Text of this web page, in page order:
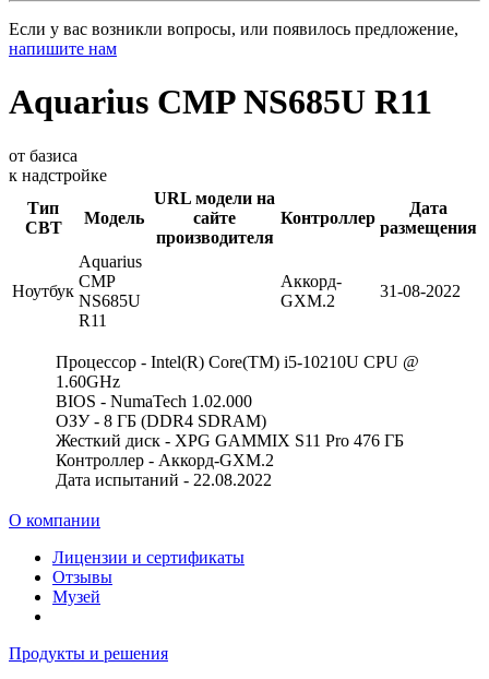
Если у вас возникли вопросы, или появилось предложение,
напишите нам
Aquarius CMP NS685U R11
от базиса
к надстройке
Тип
СВТ
Модель
URL модели на
сайте
производителя
Контроллер
Дата
размещения
Ноутбук
Aquarius
CMP
NS685U
R11
Аккорд-
GXM.2
31-08-2022
Процессор - Intel(R) Core(TM) i5-10210U CPU @
1.60GHz
BIOS - NumaTech 1.02.000
ОЗУ - 8 ГБ (DDR4 SDRAM)
Жесткий диск - XPG GAMMIX S11 Pro 476 ГБ
Контроллер - Аккорд-GXM.2
Дата испытаний - 22.08.2022
О компании
Лицензии и сертификаты
Отзывы
Музей
Продукты и решения